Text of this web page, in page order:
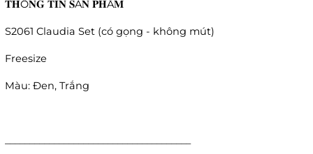
𝐓𝐇Ô𝐍𝐆 𝐓𝐈𝐍 𝐒Ả𝐍 𝐏𝐇Ẩ𝐌
S2061 Claudia Set (có gọng - không mút)
Freesize
Màu: Đen, Trắng